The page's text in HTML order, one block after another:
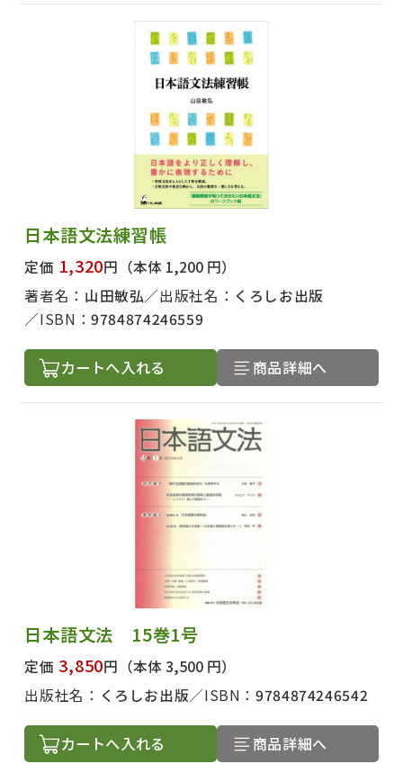
日本語文法練習帳
定価 1,320円 （本体 1,200 円）
著者名： 山田敏弘 出版社名： くろしお出版
ISBN：9784874246559
カートへ入れる 商品詳細へ
日本語文法 15巻1号
定価 3,850円 （本体 3,500 円）
出版社名： くろしお出版 ISBN：9784874246542
カートへ入れる 商品詳細へ